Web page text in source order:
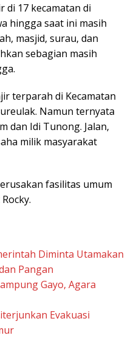
di 17 kecamatan di
hingga saat ini masih
masjid, surau, dan
sebagian masih
terparah di Kecamatan
Namun ternyata
dan Idi Tunong. Jalan,
milik masyarakat
fasilitas umum
Diminta Utamakan
Pangan
Gayo, Agara
Evakuasi